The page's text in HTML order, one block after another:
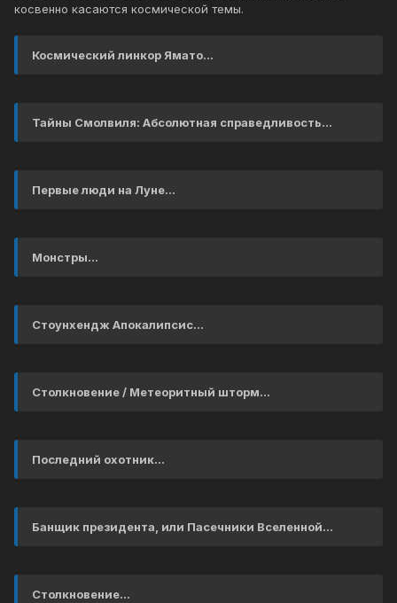
косвенно касаются космической темы.
Космический линкор Ямато...
Тайны Смолвиля: Абсолютная справедливость...
Первые люди на Луне...
Монстры...
Стоунхендж Апокалипсис...
Столкновение / Метеоритный шторм...
Последний охотник...
Банщик президента, или Пасечники Вселенной...
Столкновение...